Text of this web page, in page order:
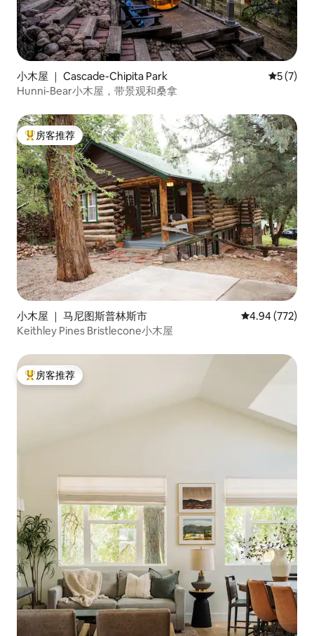
小木屋 ｜ Cascade-Chipita Park 平均评分
5 (7)
Hunni-Bear小木屋，带景观和桑拿
热门「房客推荐」
房客推荐
小木屋 ｜ 马尼图斯普林斯市 平均评分 4.94
4.94 (772)
Keithley Pines Bristlecone小木屋
热门「房客推荐」
房客推荐